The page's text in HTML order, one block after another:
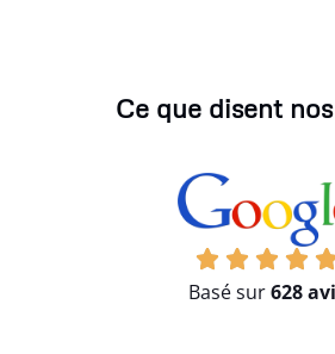
Ce que disent
Basé sur628